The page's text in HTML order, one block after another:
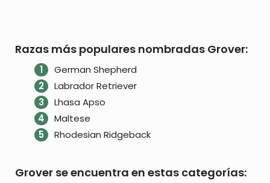
Razas más populares nombradas Grover:
German Shepherd
Labrador Retriever
Lhasa Apso
Maltese
Rhodesian Ridgeback
Grover se encuentra en estas categorías: